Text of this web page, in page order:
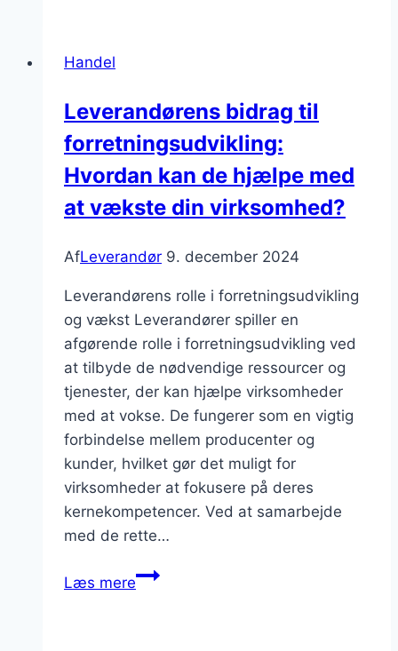
sundt
forhold
kunderne
Handel
Leverandørens bidrag til
forretningsudvikling:
Hvordan kan de hjælpe med
at vækste din virksomhed?
AfLeverandør 9. december 2024
Leverandørens rolle i forretningsudvikling
og vækst Leverandører spiller en
afgørende rolle i forretningsudvikling ved
at tilbyde de nødvendige ressourcer og
tjenester, der kan hjælpe virksomheder
med at vokse. De fungerer som en vigtig
forbindelse mellem producenter og
kunder, hvilket gør det muligt for
virksomheder at fokusere på deres
kernekompetencer. Ved at samarbejde
med de rette…
Læs mereLeverandørens